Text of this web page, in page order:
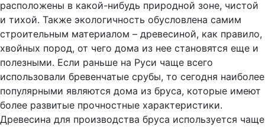
расположены в какой-нибудь природной зоне, чистой
и тихой. Также экологичность обусловлена самим
строительным материалом – древесиной, как правило,
хвойных пород, от чего дома из нее становятся еще и
полезными. Если раньше на Руси чаще всего
использовали бревенчатые срубы, то сегодня наиболее
популярными являются дома из бруса, которые имеют
более развитые прочностные характеристики.
Древесина для производства бруса используется чаще